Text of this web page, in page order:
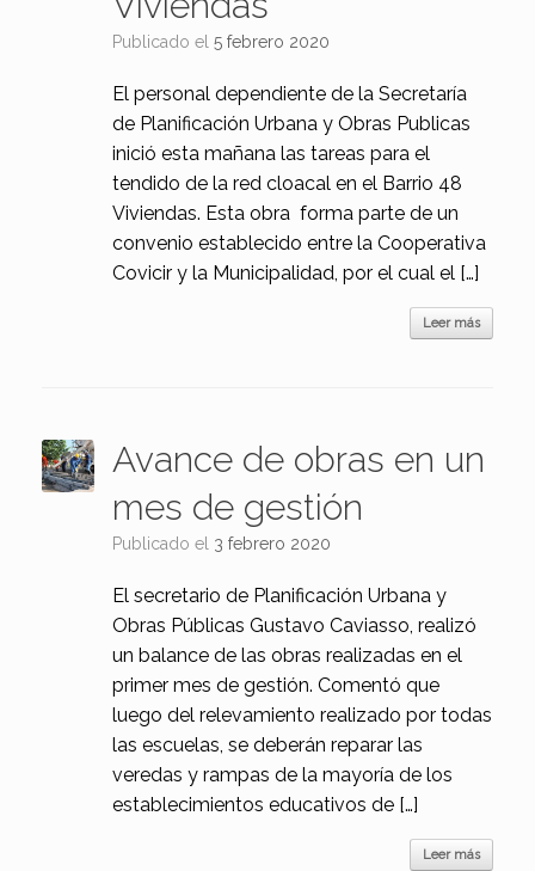
Publicado el 5 febrero 2020
El personal dependiente de la Secretaría
de Planificación Urbana y Obras Publicas
inició esta mañana las tareas para el
tendido de la red cloacal en el Barrio 48
Viviendas. Esta obra forma parte de un
convenio establecido entre la Cooperativa
Covicir y la Municipalidad, por el cual el […]
Leer más
Avance de obras en un
mes de gestión
Publicado el 3 febrero 2020
El secretario de Planificación Urbana y
Obras Públicas Gustavo Caviasso, realizó
un balance de las obras realizadas en el
primer mes de gestión. Comentó que
luego del relevamiento realizado por todas
las escuelas, se deberán reparar las
veredas y rampas de la mayoría de los
establecimientos educativos de […]
Leer más